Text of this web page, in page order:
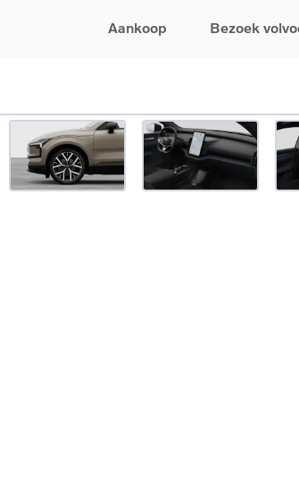
Aankoop
EX30
EX40
EC40
Plug-
Mild
Bezoek
Stel uw wagen samen
Tijdelijke aanbiedingen
Gecertificeerde
Financieren
Verzekeringen